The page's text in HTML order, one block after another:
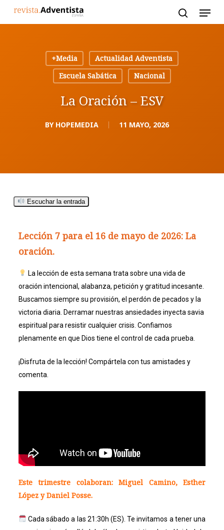
+Media
Actualidad Adventista
Escuela Sabática
Nacional
La Oración – ESV
BY HOPEMEDIA 11 MAYO, 2026
Escuchar la entrada
Lección 7 para el 16 de mayo de 2026: La
oración.
La lección de esta semana trata sobre una vida de
oración intencional, alabanza, petición y gratitud incesante.
Buscamos siempre su provisión, el perdón de pecados y la
victoria diaria. Derramar nuestras ansiedades inyecta savia
espiritual para resistir cualquier crisis. Confiamos
plenamente en que Dios tiene el control de cada prueba.
¡Disfruta de la lección! Compártela con tus amistades y
comenta.
Este trimestre colaboran: Miguel Camino, Esther
López y Daniel Posse.
Cada sábado a las 21:30h (ES). Te invitamos a tener una